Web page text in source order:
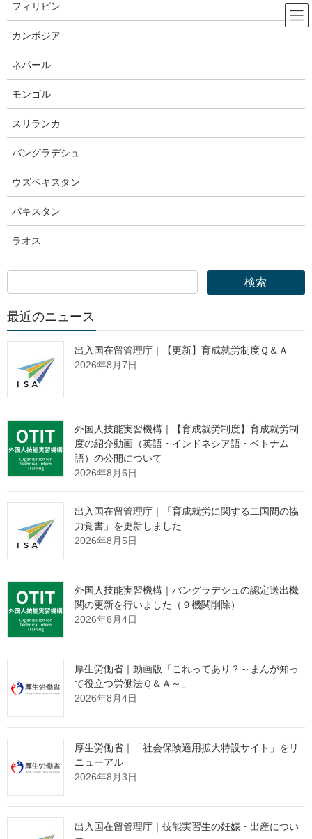
ン
ン
へ
キ
プ
ビ
ー
ョ
に
動
2024年7月1日
厚生労働省
厚生労働省｜技能実習法に基づく行
政処分等を行いました
技能実習業務指導室
室長 藤井 剛
(直通電話)03(3595)3395
報道関係者各位
技能実習法に基づく行政処分等を行
いました
法務省と厚生労働省は、令和６年７月１日付けで、四国国際交
流事業協同組合に対し、監理団体の許可の取消しを行いました。
また、出入国在留管理庁と厚生労働省は、同日付けで、児島段
ボール株式会社、株式会社伸和建設、松木産業株式会社、マルト
モ株式会社に対し、技能実習計画の認定の取消しを行いました。
詳細は、下記のとおりです。
記
＜監理団体に対する許可の取消しの
内容（詳細は別紙１）＞
(１) 四国国際交流事業協同組合（代表理事 川原 弘）
フィリピン
カンボジア
ネパール
モンゴル
スリランカ
バングラデシュ
ウズベキスタン
パキスタン
ラオス
最近のニュース
出入国在留管理庁｜【更新】育成就労制度Ｑ＆Ａ
2026年8月7日
外国人技能実習機構｜【育成就労制度】育成就労制
度の紹介動画（英語・インドネシア語・ベトナム
語）の公開について
2026年8月6日
出入国在留管理庁｜「育成就労に関する二国間の協
力覚書」を更新しました
2026年8月5日
外国人技能実習機構｜バングラデシュの認定送出機
関の更新を行いました（９機関削除）
2026年8月4日
厚生労働省｜動画版「これってあり？～まんが知っ
て役立つ労働法Ｑ＆Ａ～」
2026年8月4日
厚生労働省｜「社会保険適用拡大特設サイト」をリ
ニューアル
2026年8月3日
出入国在留管理庁｜技能実習生の妊娠・出産につい